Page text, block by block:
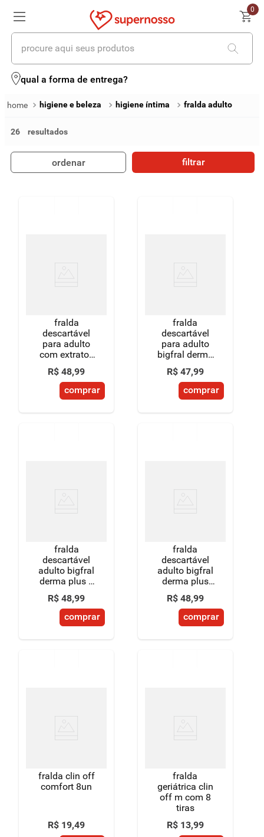
0
procure aqui seus produtos
qual a forma de entrega?
higiene e beleza higiene íntima fralda adulto
26
ordenar filtrar
fralda
descartável
para adulto
com extratos
naturais
hidratantes
bigfral derma
plus noturna
R$ 48,99
comprar
fralda
descartável
para adulto
bigfral derma
plus xg pacote
7 unidades
R$ 47,99
comprar
fralda
descartável
adulto bigfral
derma plus p
30 a 40kg
pacote 9
unidades
R$ 48,99
comprar
fralda
descartável
adulto bigfral
derma plus
noturna g 70 a
90kg pacote 7
unidades
R$ 48,99
comprar
fralda clin off
comfort 8un
R$ 19,49
fralda
geriátrica clin
off m com 8
tiras
R$ 13,99
termos mais buscados
4º iogurte
chocolate